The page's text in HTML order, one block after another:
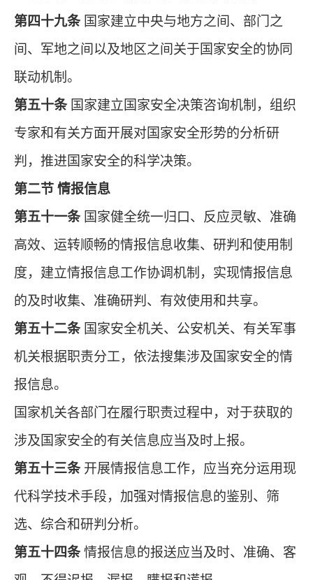
第四十九条国家建立中央与地方之间、部门之
间、军地之间以及地区之间关于国家安全的协同
联动机制。
第五十条国家建立国家安全决策咨询机制，组织
专家和有关方面开展对国家安全形势的分析研
判，推进国家安全的科学决策。
第二节 情报信息
第五十一条 国家健全统一归口、反应灵敏、准确
高效、运转顺畅的情报信息收集、研判和使用制
度，建立情报信息工作协调机制，实现情报信息
的及时收集、准确研判、有效使用和共享。
第五十二条国家安全机关、公安机关、有关军事
机关根据职责分工，依法搜集涉及国家安全的情
报信息。
国家机关各部门在履行职责过程中，对于获取的
涉及国家安全的有关信息应当及时上报。
第五十三条开展情报信息工作，应当充分运用现
代科学技术手段，加强对情报信息的鉴别、筛
选、综合和研判分析。
第五十四条情报信息的报送应当及时、准确、客